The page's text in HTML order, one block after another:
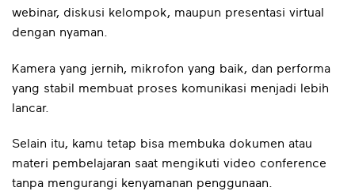
webinar, diskusi kelompok, maupun presentasi virtual
dengan nyaman.
Kamera yang jernih, mikrofon yang baik, dan performa
yang stabil membuat proses komunikasi menjadi lebih
lancar.
Selain itu, kamu tetap bisa membuka dokumen atau
materi pembelajaran saat mengikuti video conference
tanpa mengurangi kenyamanan penggunaan.